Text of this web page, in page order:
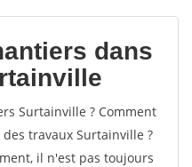
dans
Surtainville ? Comment
travaux Surtainville ?
il n'est pas toujours